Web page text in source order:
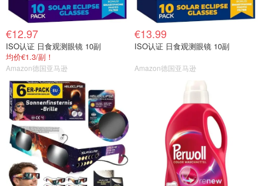
€12.97
ISO认证 日食观测眼镜 10副
均价€1.3/副！
Amazon德国亚马逊
€13.99
ISO认证 日食观测眼镜 10副
Amazon德国亚马逊